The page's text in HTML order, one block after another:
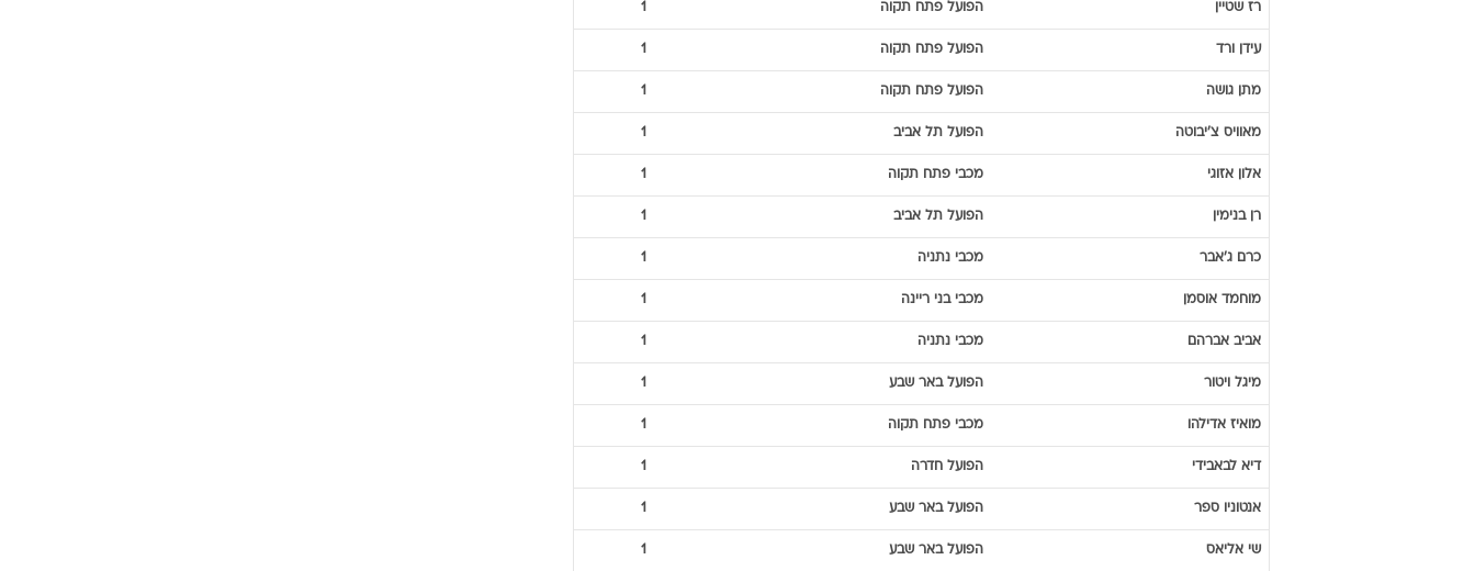
רז שטיין הפועל פתח תקוה 1
עידן ורד הפועל פתח תקוה 1
מתן גושה הפועל פתח תקוה 1
מאוויס צ'יבוטה הפועל תל אביב 1
אלון אזוגי מכבי פתח תקוה 1
רן בנימין הפועל תל אביב 1
כרם ג'אבר מכבי נתניה 1
מוחמד אוסמן מכבי בני ריינה 1
אביב אברהם מכבי נתניה 1
מיגל ויטור הפועל באר שבע 1
מואיז אדילהו מכבי פתח תקוה 1
דיא לבאבידי הפועל חדרה 1
אנטוניו ספר הפועל באר שבע 1
שי אליאס הפועל באר שבע 1